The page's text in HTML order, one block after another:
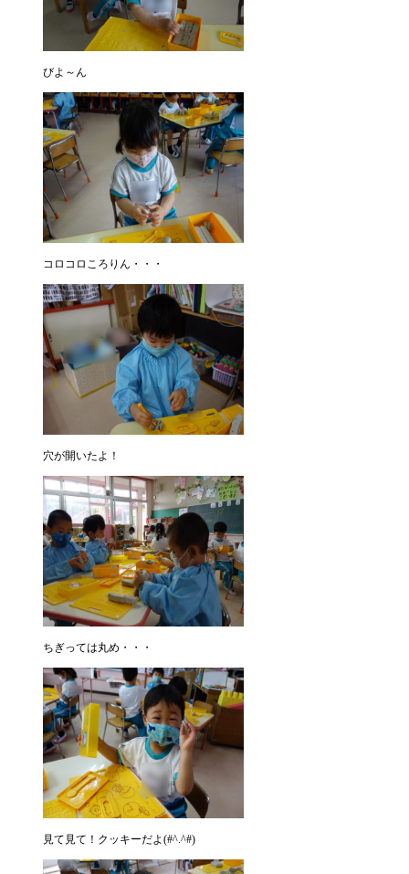
びよ～ん
コロコロころりん・・・
穴が開いたよ！
ちぎっては丸め・・・
見て見て！クッキーだよ(#^.^#)